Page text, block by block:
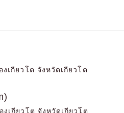
เกียวโต จังหวัดเกียวโต
เกียวโต จังหวัดเกียวโต